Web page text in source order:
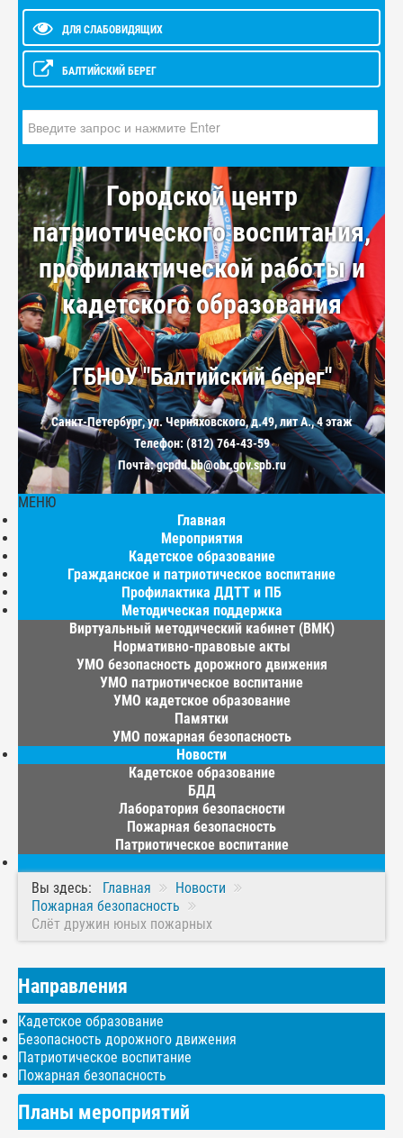
ДЛЯ СЛАБОВИДЯЩИХ
БАЛТИЙСКИЙ БЕРЕГ
Городской центр
патриотического воспитания,
профилактической работы и
кадетского образования
ГБНОУ "Балтийский берег"
Санкт-Петербург, ул. Черняховского, д.49, лит А., 4 этаж
Телефон: (812) 764-43-59
Почта: gcpdd.bb@obr.gov.spb.ru
МЕНЮ
Главная
Мероприятия
Кадетское образование
Гражданское и патриотическое воспитание
Профилактика ДДТТ и ПБ
Методическая поддержка
Виртуальный методический кабинет (ВМК)
Нормативно-правовые акты
УМО безопасность дорожного движения
УМО патриотическое воспитание
УМО кадетское образование
Памятки
УМО пожарная безопасность
Новости
Кадетское образование
БДД
Лаборатория безопасности
Пожарная безопасность
Патриотическое воспитание
Вы здесь: Главная
Новости
Пожарная безопасность
Слёт дружин юных пожарных
Направления
Кадетское образование
Безопасность дорожного движения
Патриотическое воспитание
Пожарная безопасность
Планы мероприятий